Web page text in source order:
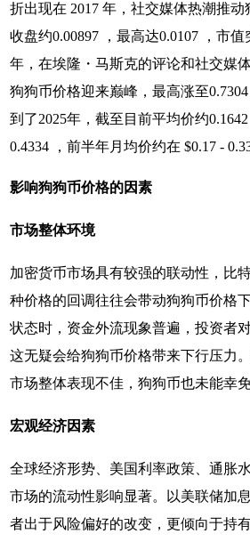
折出现在 2017 年，社交媒体热潮推
收盘约0.00897 ，最高达0.0107 ，市
年，在埃隆・马斯克的评论和社交媒
狗狗币价格迎来巅峰，最高涨至
到了2025年，截至目前平均价约
0.4334 ，前半年月均价约在 $0.17 - 0.33
影响狗狗币价格的因素
市场整体环境
加密货币市场具有较强的联动性，比
种价格的回调往往会带动狗狗币价格
状态时，资金外流现象普遍，投资者
这无疑会给狗狗币价格带来下行压力
市场整体表现不佳，狗狗币也未能幸免
宏观经济因素
全球经济形势、美国利率政策、通胀
市场的流动性影响显著。以美联储加
者出于风险偏好的改变，更倾向于持